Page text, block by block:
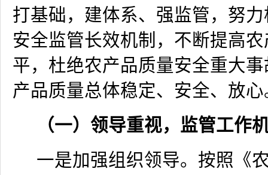
打基础，建体系、强监管，努
安全监管长效机制，不断提高
平，杜绝农产品质量安全重大
产品质量总体稳定、安全、放
（一）领导重视，监管工作
一是加强组织领导。按照《